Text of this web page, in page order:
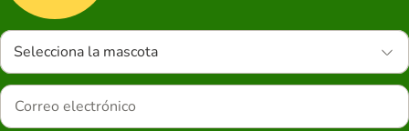
Selecciona la mascota